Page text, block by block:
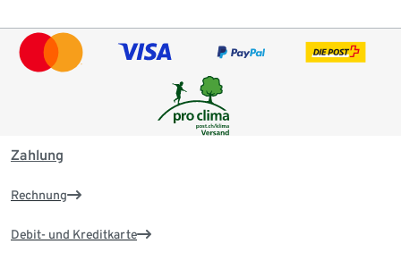
Zahlung
Rechnung
Debit- und Kreditkarte